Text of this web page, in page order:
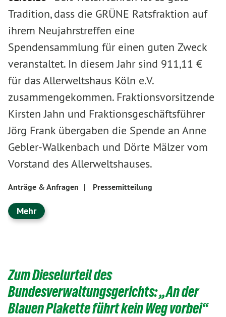
Tradition, dass die GRÜNE Ratsfraktion auf
ihrem Neujahrstreffen eine
Spendensammlung für einen guten Zweck
veranstaltet. In diesem Jahr sind 911,11 €
für das Allerweltshaus Köln e.V.
zusammengekommen. Fraktionsvorsitzende
Kirsten Jahn und Fraktionsgeschäftsführer
Jörg Frank übergaben die Spende an Anne
Gebler-Walkenbach und Dörte Mälzer vom
Vorstand des Allerweltshauses.
Anträge & Anfragen | Pressemitteilung
Mehr
Zum Dieselurteil des
Bundesverwaltungsgerichts: „An der
Blauen Plakette führt kein Weg vorbei“